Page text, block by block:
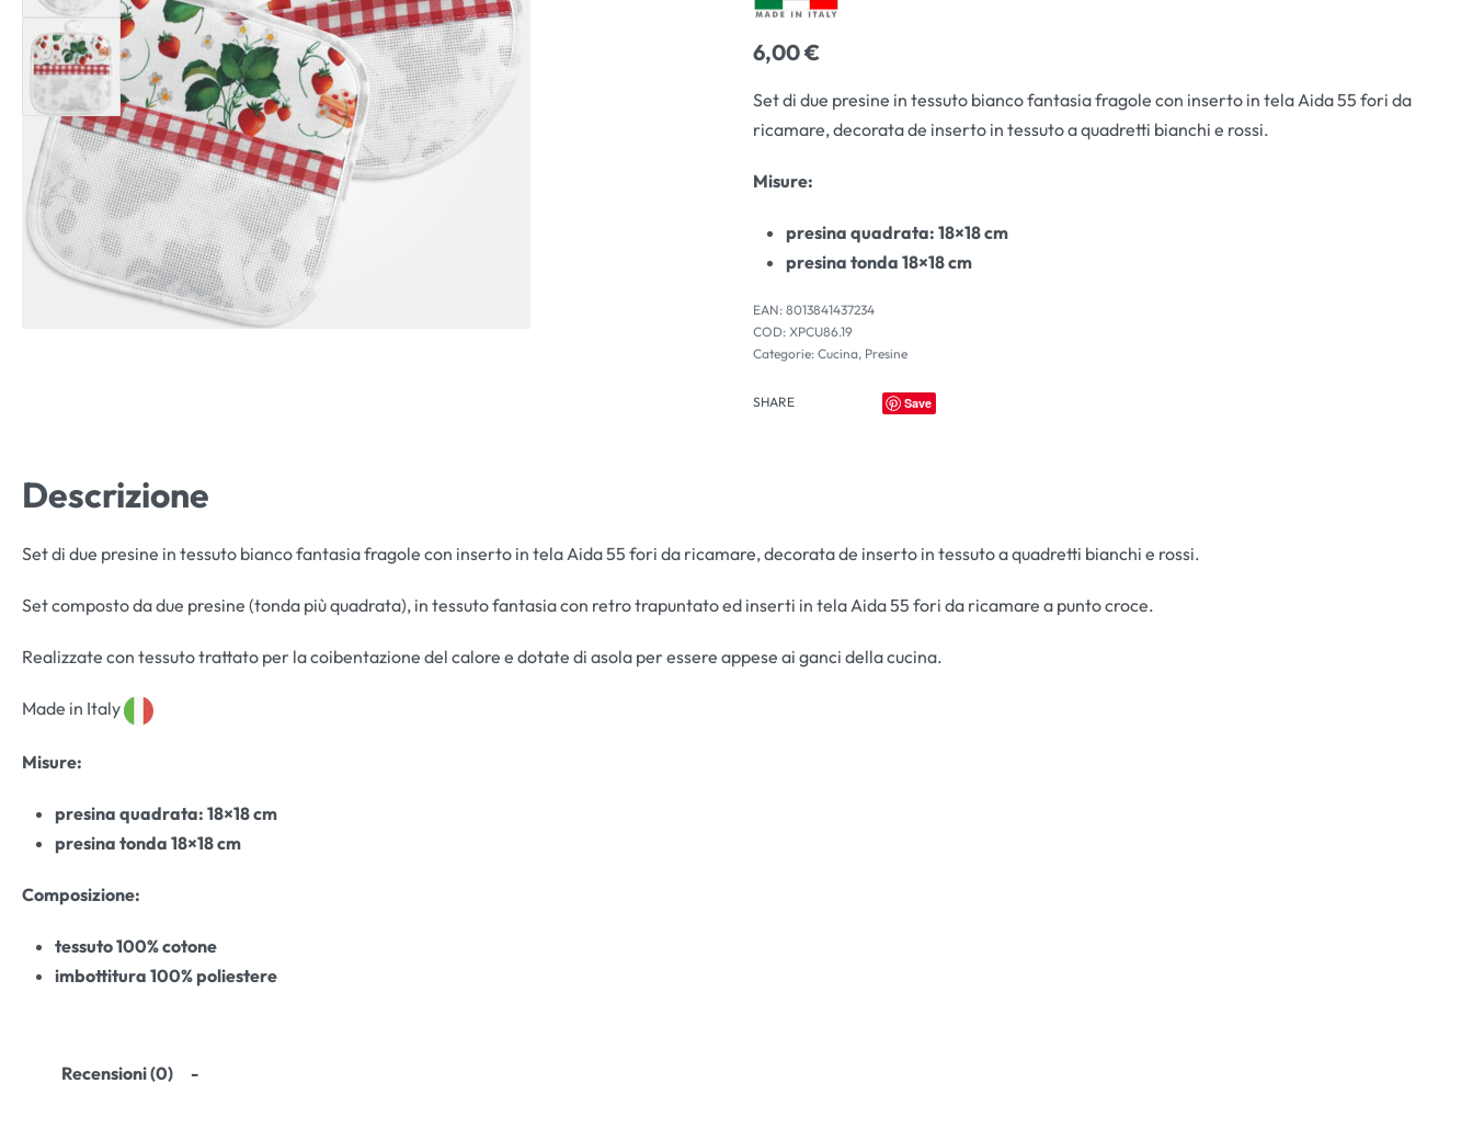
6,00€
Set di due presine in tessuto bianco fantasia fragole con inserto in tela Aida 55 fori da
ricamare, decorata de inserto in tessuto a quadretti bianchi e rossi.
Misure:
presina quadrata: 18×18 cm
presina tonda 18×18 cm
EAN:8013841437234
XPCU86.19
Categorie:Cucina, Presine
SHARE Save
Descrizione
Set di due presine in tessuto bianco fantasia fragole con inserto in tela Aida 55 fori da ricamare, decorata de inserto in tessuto a quadretti bianchi e rossi.
Set composto da due presine (tonda più quadrata), in tessuto fantasia con retro trapuntato ed inserti in tela Aida 55 fori da ricamare a punto croce.
Realizzate con tessuto trattato per la coibentazione del calore e dotate di asola per essere appese ai ganci della cucina.
Made in Italy
Misure:
presina quadrata: 18×18 cm
presina tonda 18×18 cm
Composizione:
tessuto 100% cotone
imbottitura 100% poliestere
Recensioni (0)